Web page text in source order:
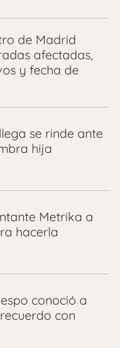
de Madrid
afectadas,
y fecha de
se rinde ante
hija
Metrika a
hacerla
conoció a
con